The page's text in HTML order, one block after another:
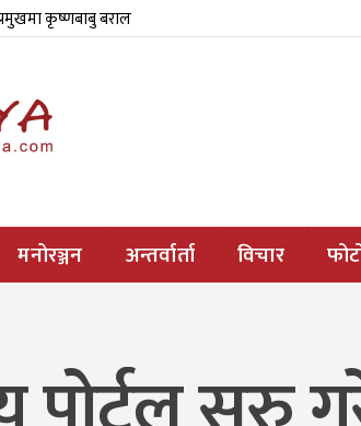
कृष्णबाबु बराल
मनोरञ्जन अन्तर्वार्ता विचार